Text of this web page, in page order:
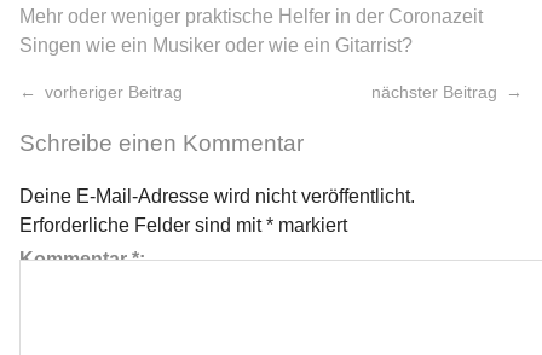
Mehr oder weniger praktische Helfer in der Coronazeit
Singen wie ein Musiker oder wie ein Gitarrist?
vorheriger Beitrag nächster Beitrag
Schreibe einen Kommentar
Deine E-Mail-Adresse wird nicht veröffentlicht.
Erforderliche Felder sind mit* markiert
Kommentar*